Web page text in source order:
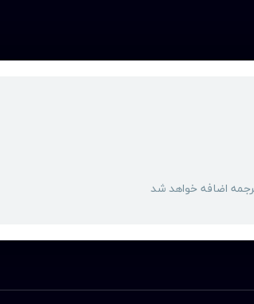
اضافه خواهد شد